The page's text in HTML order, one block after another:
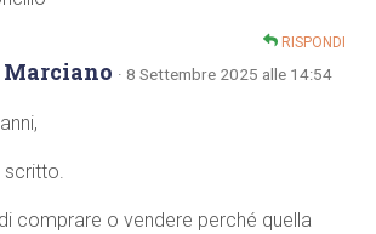
RISPONDI
· 8 Settembre 2025 alle 14:54
scritto.
comprare o vendere perché quella